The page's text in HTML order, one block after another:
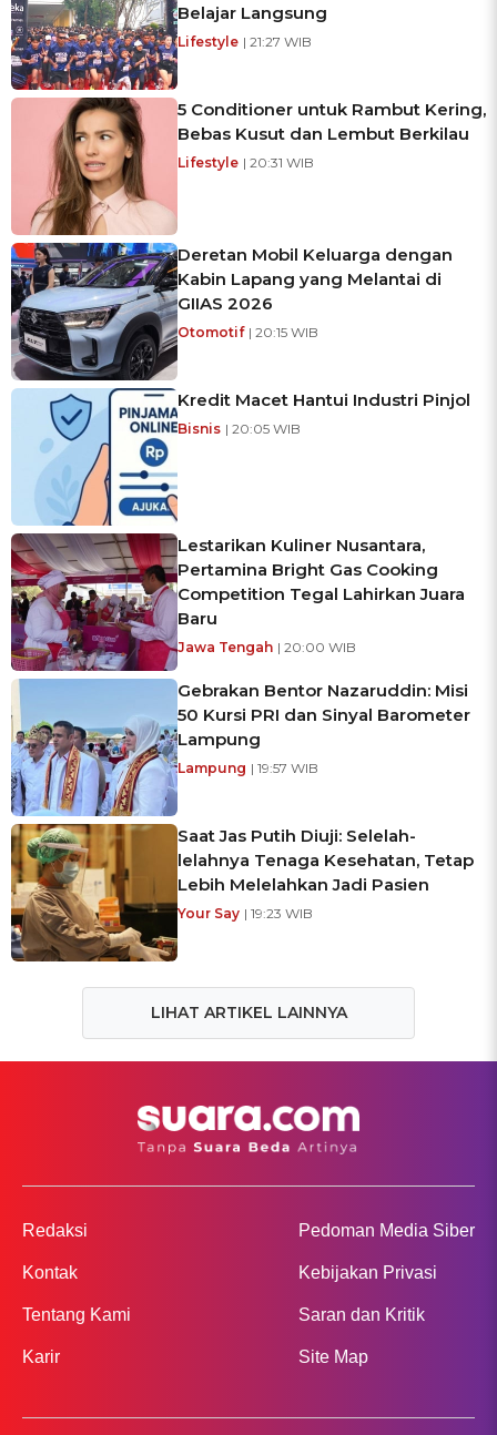
Belajar Langsung
Lifestyle | 21:27 WIB
5 Conditioner untuk Rambut Kering,
Bebas Kusut dan Lembut Berkilau
Lifestyle | 20:31 WIB
Deretan Mobil Keluarga dengan
Kabin Lapang yang Melantai di
GIIAS 2026
Otomotif | 20:15 WIB
Kredit Macet Hantui Industri Pinjol
Bisnis | 20:05 WIB
Lestarikan Kuliner Nusantara,
Pertamina Bright Gas Cooking
Competition Tegal Lahirkan Juara
Baru
Jawa Tengah | 20:00 WIB
Gebrakan Bentor Nazaruddin: Misi
50 Kursi PRI dan Sinyal Barometer
Lampung
Lampung | 19:57 WIB
Saat Jas Putih Diuji: Selelah-
lelahnya Tenaga Kesehatan, Tetap
Lebih Melelahkan Jadi Pasien
Your Say | 19:23 WIB
LIHAT ARTIKEL LAINNYA
Redaksi
Kontak
Tentang Kami
Karir
Pedoman Media Siber
Kebijakan Privasi
Saran dan Kritik
Site Map